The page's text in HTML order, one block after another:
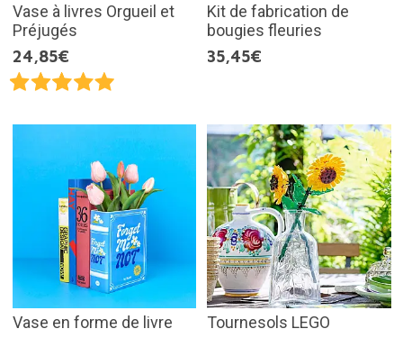
Vase à livres Orgueil et
Préjugés
24,85€
Kit de fabrication de
bougies fleuries
35,45€
Vase en forme de livre
Tournesols LEGO